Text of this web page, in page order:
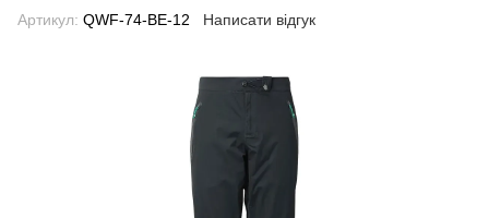
Артикул: QWF-74-BE-12 Написати відгук